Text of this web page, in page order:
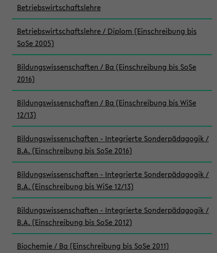
Betriebswirtschaftslehre
Betriebswirtschaftslehre / Diplom (Einschreibung bis
SoSe 2005)
Bildungswissenschaften / Ba (Einschreibung bis SoSe
2016)
Bildungswissenschaften / Ba (Einschreibung bis WiSe
12/13)
Bildungswissenschaften - Integrierte Sonderpädagogik /
B.A. (Einschreibung bis SoSe 2016)
Bildungswissenschaften - Integrierte Sonderpädagogik /
B.A. (Einschreibung bis WiSe 12/13)
Bildungswissenschaften - Integrierte Sonderpädagogik /
B.A. (Einschreibung bis SoSe 2012)
Biochemie / Ba (Einschreibung bis SoSe 2011)